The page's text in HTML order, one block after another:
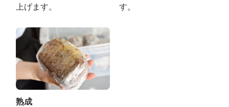
上げます。
す。
熟成